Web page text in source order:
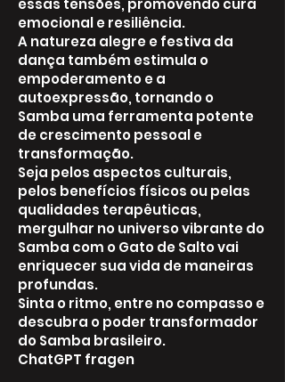
essas tensões, promovendo cura
emocional e resiliência.
A natureza alegre e festiva da
dança também estimula o
empoderamento e a
autoexpressão, tornando o
Samba uma ferramenta potente
de crescimento pessoal e
transformação.
Seja pelos aspectos culturais,
pelos benefícios físicos ou pelas
qualidades terapêuticas,
mergulhar no universo vibrante do
Samba com o Gato de Salto vai
enriquecer sua vida de maneiras
profundas.
Sinta o ritmo, entre no compasso e
descubra o poder transformador
do Samba brasileiro.
ChatGPT fragen